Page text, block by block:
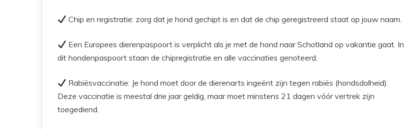
Chip en registratie: zorg dat je hond gechipt is en dat de chip geregistreerd staat op jouw naam.
Een Europees dierenpaspoort is verplicht als je met de hond naar Schotland op vakantie gaat. In
dit hondenpaspoort staan de chipregistratie en alle vaccinaties genoteerd.
Rabiësvaccinatie: Je hond moet door de dierenarts ingeënt zijn tegen rabiës (hondsdolheid).
Deze vaccinatie is meestal drie jaar geldig, maar moet minstens 21 dagen vóór vertrek zijn
toegediend.